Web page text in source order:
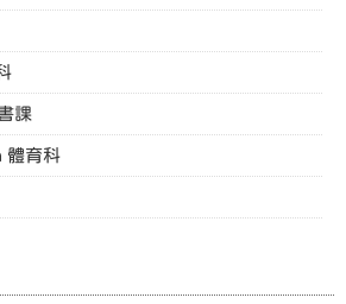
課
體育科